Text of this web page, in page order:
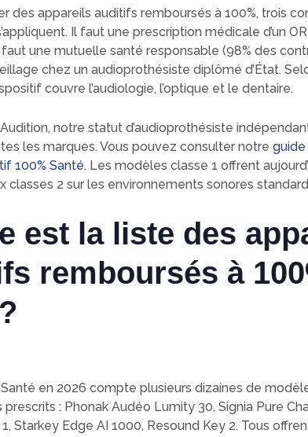
des appareils auditifs remboursés à 100%, trois
Il faut une prescription médicale d’un
une mutuelle santé responsable (98% des
chez un audioprothésiste diplômé d’État.
couvre l’audiologie, l’optique et le dentaire.
notre statut d’audioprothésiste
les marques. Vous pouvez consulter notre
100% Santé. Les modèles classe 1 offrent
classes 2 sur les environnements sonores
est la liste des
remboursés à
Santé en 2026 compte plusieurs dizaines de
prescrits : Phonak Audéo Lumity 30, Signia Pure
Starkey Edge AI 1000, Resound Key 2. Tous